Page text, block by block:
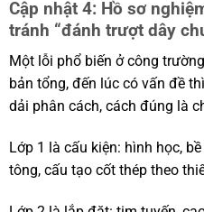
Cập nhật 4: Hồ sơ
tránh “đánh trượt dây
Một lỗi phổ biến ở công
bản tổng, đến lúc có vấn đề
dải phân cách, cách đúng là
Lớp 1 là cấu kiện: hình học,
tông, cấu tạo cốt thép theo